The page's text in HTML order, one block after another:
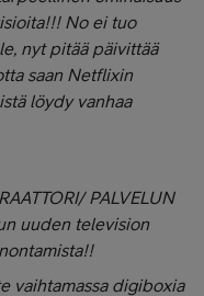
No ei tuo
nyt pitää päivittää
saan Netflixin
löydy vanhaa
PALVELUN
uuden television
vaihtamassa digiboxia